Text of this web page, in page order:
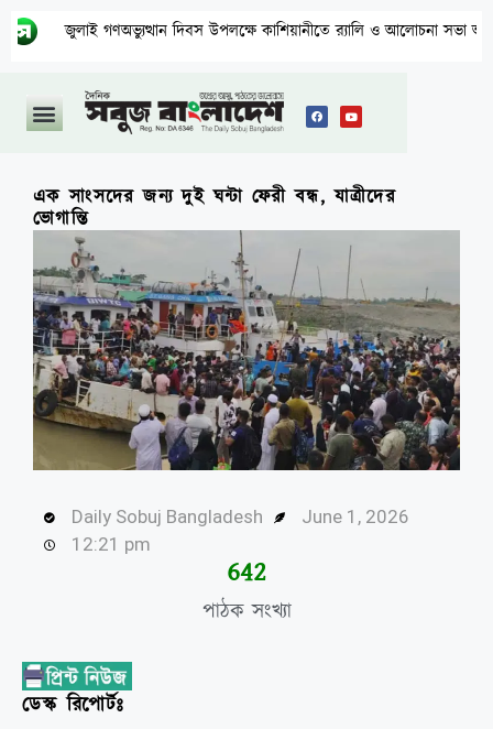
গণঅভ্যুত্থান দিবস উপলক্ষে কাশিয়ানীতে র‍্যালি ও আলোচনা সভা অনুষ্ঠিত
এক সাংসদের জন্য দুই ঘন্টা ফেরী বন্ধ, যাত্রীদের
ভোগান্তি
Daily Sobuj Bangladesh
June 1, 2026
12:21 pm
পাঠক সংখ্যা
644
ডেস্ক রিপোর্টঃ